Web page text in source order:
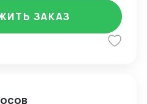
ВЭД с нуля; -
стратегии
силами заказчика; -
сделки разово или
ЗАКАЗ